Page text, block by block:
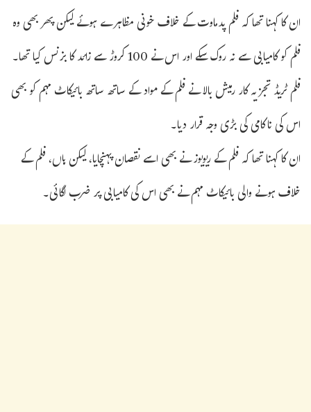
ان کا کہنا تھا کہ فلم پدماوت کے خلاف خونی مظاہرے ہوئے لیکن پھر بھی وہ
فلم کو کامیابی سے نہ روک سکے اور اس نے 100 کروڑ سے زائد کا بزنس کیا تھا۔
فلم ٹریڈ تجزیہ کار رمیش بالا نے فلم کے مواد کے ساتھ ساتھ بائیکاٹ مہم کو بھی
اس کی ناکامی کی بڑی وجہ قرار دیا۔
ان کا کہنا تھا کہ فلم کے ریویوز نے بھی اسے نقصان پہنچایا، لیکن ہاں، فلم کے
خلاف ہونے والی بائیکاٹ مہم نے بھی اس کی کامیابی پر ضرب لگائی۔